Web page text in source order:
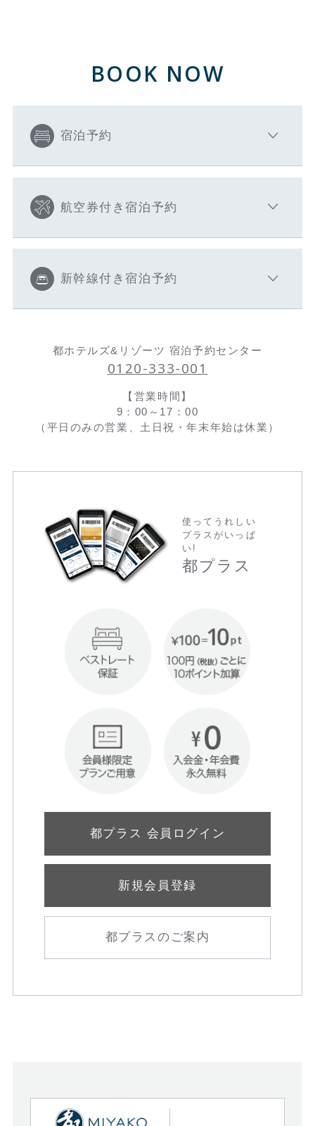
BOOK NOW
宿泊予約
航空券付き宿泊予約
新幹線付き宿泊予約
都ホテルズ&リゾーツ 宿泊予約センター
0120-333-001
【営業時間】
9：00～17：00
（平日のみの営業、土日祝・年末年始は休業）
使ってうれしい
プラスがいっぱ
い!
都プラス
都プラス 会員ログイン
新規会員登録
都プラスのご案内